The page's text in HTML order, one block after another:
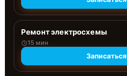
Ремонт электросхемы
15 мин
Записаться